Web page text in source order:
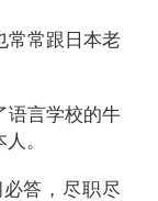
常常跟日本老
语言学校的牛
。
答，尽职尽